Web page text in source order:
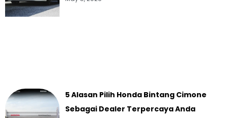
5 Alasan Pilih Honda Bintang Cimone
Sebagai Dealer Terpercaya Anda